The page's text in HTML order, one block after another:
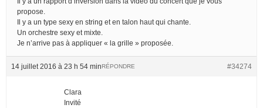
propose.
Il y a un type sexy en string et en talon haut qui chante.
Un orchestre sexy et mixte.
Je n’arrive pas à appliquer « la grille » proposée.
14 juillet 2016 à 23 h 54 min #34274
RÉPONDRE
Clara
Invité